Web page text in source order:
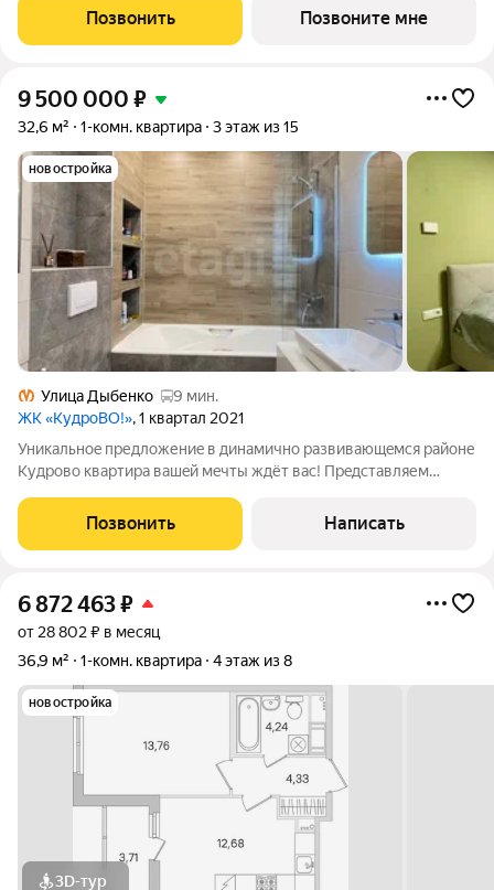
этажного дома №1.1. Квартира расположена в новом жилом
комплексе комфорт-класса
Позвонить Позвоните мне
9 500 000 ₽
32,6 м² 1-комн. квартира 3 этаж из 15
новостройка
Улица Дыбенко
9 мин.
ЖК «КудроВО!», 1 квартал 2021
Уникaльноe предложениe в динамичнo рaзвивающeмся рaйoне
Kудpoвo квaртира вaшeй мeчты ждёт ваc! Прeдcтaвляем
кв. м на 3 этаже 15-этажнoгo домa, пoстроеннoгo в 2020 году.
Kвaртирa рaсположeнa по
Позвонить Написать
6 872 463₽
от 28 802 ₽ в месяц
36,9 м²
1-комн. квартира 4 этаж из 8
новостройка
3D-тур